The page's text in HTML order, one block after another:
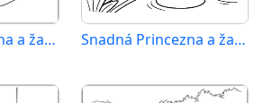
Úžasná Princezna a žabák Snadná Princezna a žabák